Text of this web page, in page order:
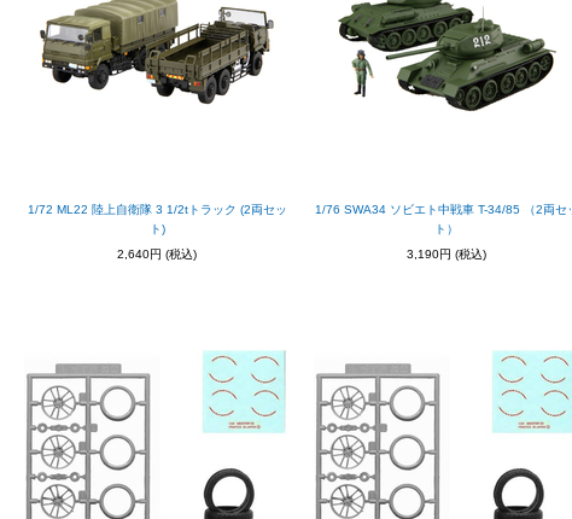
1/72 ML22 陸上自衛隊 3 1/2tトラック (2両セッ
ト)
2,640円 (税込)
1/76 SWA34 ソビエト中戦車 T-34/85 （2両セ
ト）
3,190円 (税込)